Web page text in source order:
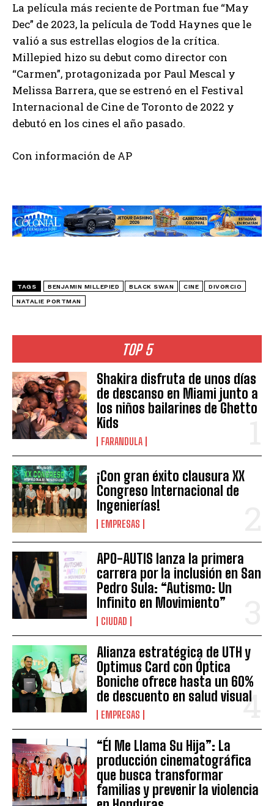
TOP 5
Shakira disfruta de unos días
de descanso en Miami junto a
los niños bailarines de Ghetto
Kids
FARANDULA
¡Con gran éxito clausura XX
Congreso Internacional de
Ingenierías!
EMPRESAS
APO-AUTIS lanza la primera
carrera por la inclusión en San
Pedro Sula: “Autismo: Un
Infinito en Movimiento”
CIUDAD
Alianza estratégica de UTH y
Optimus Card con Óptica
Boniche ofrece hasta un 60%
de descuento en salud visual
EMPRESAS
“Él Me Llama Su Hija”: La
producción cinematográfica
que busca transformar
familias y prevenir la violencia
La película más reciente de Portman fue “May
Dec” de 2023, la película de Todd Haynes que le
valió a sus estrellas elogios de la crítica.
Millepied hizo su debut como director con
“Carmen”, protagonizada por Paul Mescal y
Melissa Barrera, que se estrenó en el Festival
Internacional de Cine de Toronto de 2022 y
debutó en los cines el año pasado.
Con información de AP
TAGS BENJAMIN MILLEPIED BLACK SWAN CINE DIVORCIO
NATALIE PORTMAN